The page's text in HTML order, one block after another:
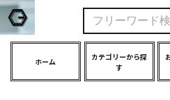
ホーム
カテゴリーから探
す